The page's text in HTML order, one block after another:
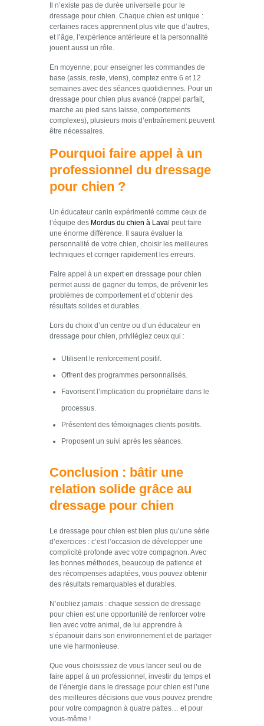
Il n’existe pas de durée universelle pour le
dressage pour chien. Chaque chien est unique :
certaines races apprennent plus vite que d’autres,
et l’âge, l’expérience antérieure et la personnalité
jouent aussi un rôle.
En moyenne, pour enseigner les commandes de
base (assis, reste, viens), comptez entre 6 et 12
semaines avec des séances quotidiennes. Pour un
dressage pour chien plus avancé (rappel parfait,
marche au pied sans laisse, comportements
complexes), plusieurs mois d’entraînement peuvent
être nécessaires.
Pourquoi faire appel à un
professionnel du dressage
pour chien ?
Un éducateur canin expérimenté comme ceux de
l’équipe des Mordus du chien à Lava l peut faire
une énorme différence. Il saura évaluer la
personnalité de votre chien, choisir les meilleures
techniques et corriger rapidement les erreurs.
Faire appel à un expert en dressage pour chien
permet aussi de gagner du temps, de prévenir les
problèmes de comportement et d’obtenir des
résultats solides et durables.
Lors du choix d’un centre ou d’un éducateur en
dressage pour chien, privilégiez ceux qui :
Utilisent le renforcement positif.
Offrent des programmes personnalisés.
Favorisent l’implication du propriétaire dans le
processus.
Présentent des témoignages clients positifs.
Proposent un suivi après les séances.
Conclusion : bâtir une
relation solide grâce au
dressage pour chien
Le dressage pour chien est bien plus qu’une série
d’exercices : c’est l’occasion de développer une
complicité profonde avec votre compagnon. Avec
les bonnes méthodes, beaucoup de patience et
des récompenses adaptées, vous pouvez obtenir
des résultats remarquables et durables.
N’oubliez jamais : chaque session de dressage
pour chien est une opportunité de renforcer votre
lien avec votre animal, de lui apprendre à
s’épanouir dans son environnement et de partager
une vie harmonieuse.
Que vous choisissiez de vous lancer seul ou de
faire appel à un professionnel, investir du temps et
de l’énergie dans le dressage pour chien est l’une
des meilleures décisions que vous pouvez prendre
pour votre compagnon à quatre pattes… et pour
vous-même !